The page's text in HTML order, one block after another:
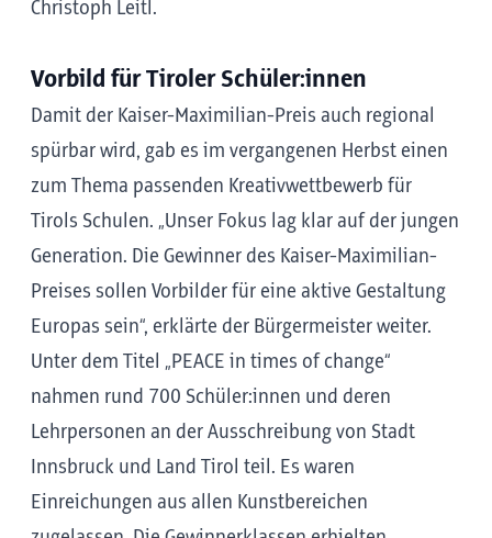
Christoph Leitl.
Vorbild für Tiroler Schüler:innen
Damit der Kaiser-Maximilian-Preis auch regional
spürbar wird, gab es im vergangenen Herbst einen
zum Thema passenden Kreativwettbewerb für
Tirols Schulen. „Unser Fokus lag klar auf der jungen
Generation. Die Gewinner des Kaiser-Maximilian-
Preises sollen Vorbilder für eine aktive Gestaltung
Europas sein“, erklärte der Bürgermeister weiter.
Unter dem Titel „PEACE in times of change“
nahmen rund 700 Schüler:innen und deren
Lehrpersonen an der Ausschreibung von Stadt
Innsbruck und Land Tirol teil. Es waren
Einreichungen aus allen Kunstbereichen